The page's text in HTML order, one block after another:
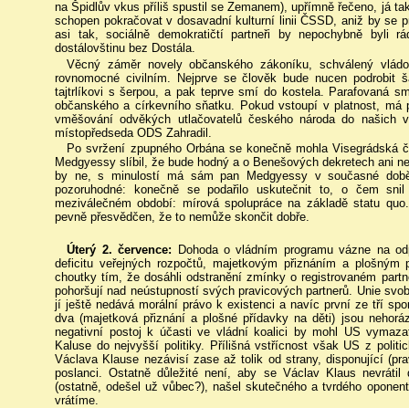
na Špidlův vkus příliš spustil se Zemanem), upřímně řečeno, já
schopen pokračovat v dosavadní kulturní linii ČSSD, aniž by se
asi tak, sociálně demokratičtí partneři by nepochybně byli
dostálovštinu bez Dostála.
Věcný záměr novely občanského zákoníku, schválený
rovnomocné civilním. Nejprve se člověk bude nucen podrobit
tajtrlíkovi s šerpou, a pak teprve smí do kostela. Parafovaná
občanského a církevního sňatku. Pokud vstoupí v platnost, má
vměšování odvěkých utlačovatelů českého národa do našich
místopředseda ODS Zahradil.
Po svržení zpupného Orbána se konečně mohla
Medgyessy slíbil, že bude hodný a o Benešových dekretech ani
by ne, s minulostí má sám pan Medgyessy v současné
pozoruhodné: konečně se podařilo uskutečnit to, o čem
meziválečném období: mírová spolupráce na základě statu
pevně přesvědčen, že to nemůže skončit dobře.
Úterý 2. července: Dohoda o vládním programu vázne na
deficitu veřejných rozpočtů, majetkovým přiznáním a
choutky tím, že dosáhli odstranění zmínky o registrovaném
pohoršují nad neústupností svých pravicových partnerů. Unie
jí ještě nedává morální právo k existenci a navíc první ze tří
dva (majetková přiznání a plošné přídavky na děti) jsou
negativní postoj k účasti ve vládní koalici by mohl US
Kaluse do nejvyšší politiky. Přílišná vstřícnost však US z
Václava Klause nezávisí zase až tolik od strany, disponující
poslanci. Ostatně důležité není, aby se Václav Klaus
(ostatně, odešel už vůbec?), našel skutečného a tvrdého
vrátíme.